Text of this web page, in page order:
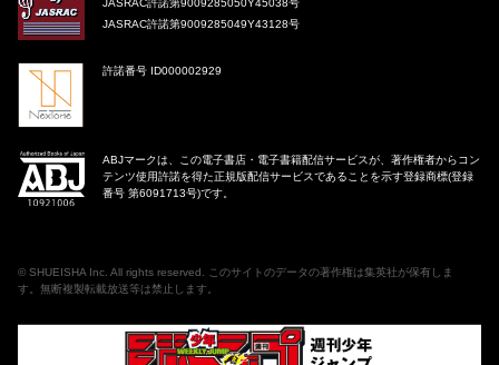
JASRAC許諾第9009285050Y45038号
JASRAC許諾第9009285049Y43128号
許諾番号 ID000002929
ABJマークは、この電子書店・電子書籍配信サービスが、著作権者からコン
テンツ使用許諾を得た正規版配信サービスであることを示す登録商標(登録
番号 第6091713号)です。
© SHUEISHA Inc. All rights reserved. このサイトのデータの著作権は集英社が保有しま
す。無断複製転載放送等は禁止します。